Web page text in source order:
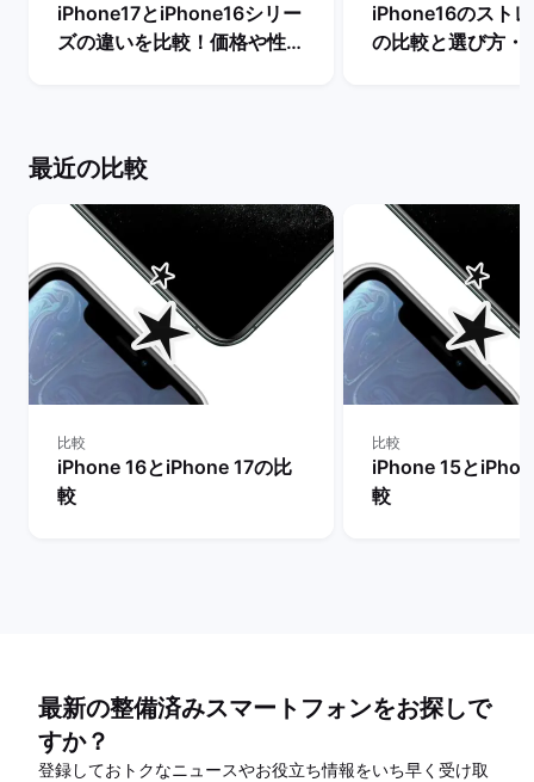
iPhone17とiPhone16シリー
ズの違いを比較！価格や性能
iPhone16のスト
の比較と選び方・
最近の比較
比較
iPhone 16とiPhone 17の比
較
比較
iPhone 15と
較
最新の整備済みスマートフォンをお探しで
すか？
登録しておトクなニュースやお役立ち情報をいち早く受け取